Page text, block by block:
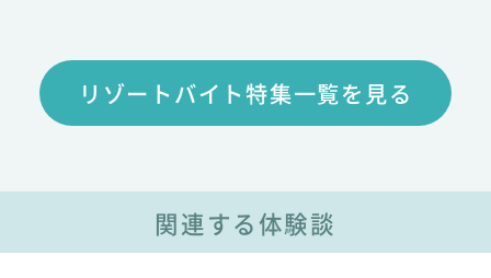
リゾートバイト特集一覧を見る
関連する体験談